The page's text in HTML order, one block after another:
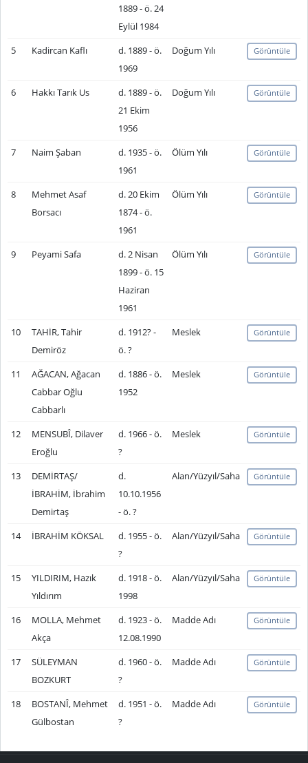
1889 - ö. 24
Eylül 1984
5 Kadircan Kaflı
d. 1889 - ö.
1969
Doğum Yılı Görüntüle
6 Hakkı Tarık Us
d. 1889 - ö.
21 Ekim
1956
Doğum Yılı Görüntüle
7 Naim Şaban
d. 1935 - ö.
1961
Ölüm Yılı Görüntüle
8
Mehmet Asaf
Borsacı
d. 20 Ekim
1874 - ö.
1961
Ölüm Yılı Görüntüle
9 Peyami Safa
d. 2 Nisan
1899 - ö. 15
Haziran
1961
Ölüm Yılı Görüntüle
10
TAHİR, Tahir
Demiröz
d. 1912? -
ö. ?
Meslek Görüntüle
11
AĞACAN, Ağacan
Cabbar Oğlu
Cabbarlı
d. 1886 - ö.
1952
Meslek Görüntüle
12
MENSUBÎ, Dilaver
Eroğlu
d. 1966 - ö.
?
Meslek Görüntüle
13
DEMİRTAŞ/
İBRAHİM, İbrahim
Demirtaş
d.
10.10.1956
- ö. ?
Alan/Yüzyıl/Saha Görüntüle
14 İBRAHİM KÖKSAL
d. 1955 - ö.
?
Alan/Yüzyıl/Saha Görüntüle
15
YILDIRIM, Hazık
Yıldırım
d. 1918 - ö.
1998
Alan/Yüzyıl/Saha Görüntüle
16
MOLLA, Mehmet
Akça
d. 1923 - ö.
12.08.1990
Madde Adı Görüntüle
17
SÜLEYMAN
BOZKURT
d. 1960 - ö.
?
Madde Adı Görüntüle
18
BOSTANÎ, Mehmet
Gülbostan
d. 1951 - ö.
?
Madde Adı Görüntüle